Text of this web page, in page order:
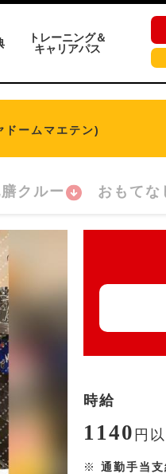
トレーニング＆
キャリアパス
ドームマエテン)
クルー おもてな
時給
1140 円
※ 通勤手当